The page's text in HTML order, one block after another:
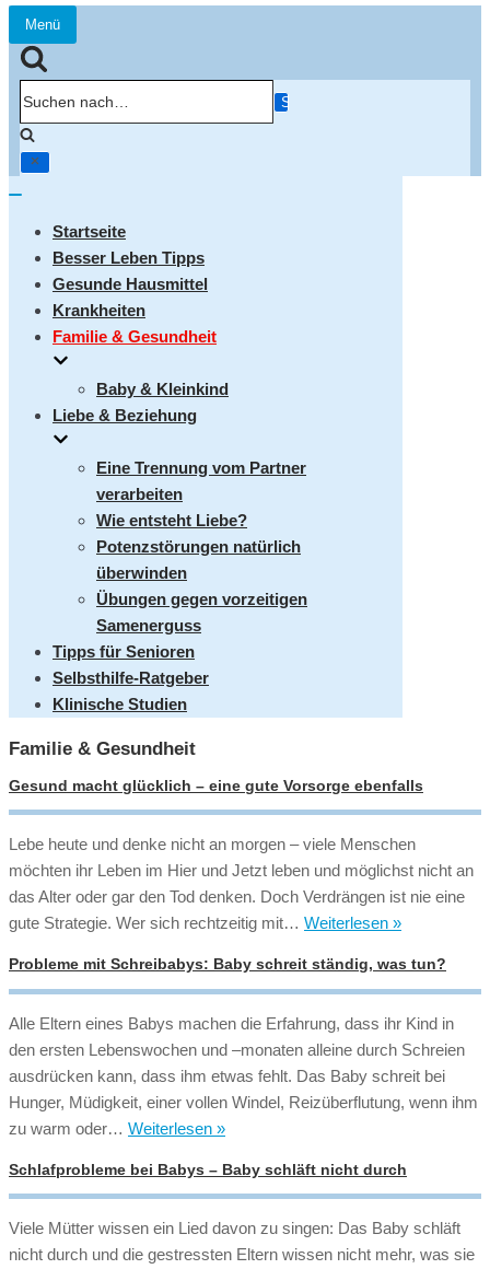
Menü
Navigation
umschalten
Startseite
Besser Leben Tipps
Gesunde Hausmittel
Krankheiten
Familie & Gesundheit
Baby & Kleinkind
Liebe & Beziehung
Eine Trennung vom Partner
verarbeiten
Wie entsteht Liebe?
Potenzstörungen natürlich
überwinden
Übungen gegen vorzeitigen
Samenerguss
Tipps für Senioren
Selbsthilfe-Ratgeber
Klinische Studien
Familie & Gesundheit
Gesund macht glücklich – eine gute Vorsorge ebenfalls
Lebe heute und denke nicht an morgen – viele Menschen
möchten ihr Leben im Hier und Jetzt leben und möglichst nicht an
das Alter oder gar den Tod denken. Doch Verdrängen ist nie eine
gute Strategie. Wer sich rechtzeitig mit… Weiterlesen »Gesund
glücklich
–
eine
gute
Vorsorge
ebenfalls
Probleme mit Schreibabys: Baby schreit ständig, was tun?
Alle Eltern eines Babys machen die Erfahrung, dass ihr Kind in
den ersten Lebenswochen und –monaten alleine durch Schreien
ausdrücken kann, dass ihm etwas fehlt. Das Baby schreit bei
Hunger, Müdigkeit, einer vollen Windel, Reizüberflutung, wenn ihm
zu warm oder… Weiterlesen »Probleme
Schreibabys:
schreit
ständig,
Schlafprobleme bei Babys – Baby schläft nicht durch
Viele Mütter wissen ein Lied davon zu singen: Das Baby schläft
nicht durch und die gestressten Eltern wissen nicht mehr, was sie